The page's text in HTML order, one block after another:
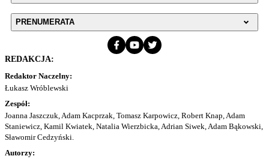
PRENUMERATA
REDAKCJA:
Redaktor Naczelny:
Łukasz Wróblewski
Zespół:
Joanna Jaszczuk, Adam Kacprzak, Tomasz Karpowicz, Robert Knap, Adam
Staniewicz, Kamil Kwiatek, Natalia Wierzbicka, Adrian Siwek, Adam Bąkowski,
Sławomir Cedzyński.
Autorzy: